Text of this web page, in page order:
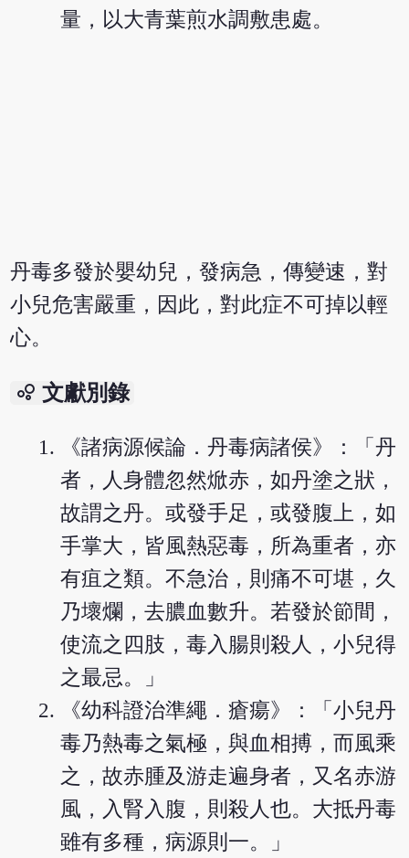
量，以大青葉煎水調敷患處。
丹毒多發於嬰幼兒，發病急，傳變速，對
小兒危害嚴重，因此，對此症不可掉以輕
心。
bubble_chart 文獻別錄
《諸病源候論．丹毒病諸侯》：「丹
者，人身體忽然焮赤，如丹塗之狀，
故謂之丹。或發手足，或發腹上，如
手掌大，皆風熱惡毒，所為重者，亦
有疽之類。不急治，則痛不可堪，久
乃壞爛，去膿血數升。若發於節間，
使流之四肢，毒入腸則殺人，小兒得
之最忌。」
《幼科證治準繩．瘡瘍》：「小兒丹
毒乃熱毒之氣極，與血相搏，而風乘
之，故赤腫及游走遍身者，又名赤游
風，入腎入腹，則殺人也。大抵丹毒
雖有多種，病源則一。」